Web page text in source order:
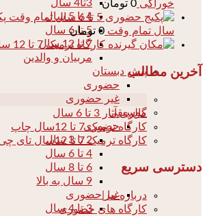
3تا4 سال
4 تا 5 سال
5 تا 6 سال
7 تا 12 سال
مربیان و والدین
پیش دبستان
حضوری
غیر حضوری
موسیقی
حضوری
2 تا 3 سال
4 تا 6 سال
6 تا 8 سال
9 سال به بالا
غیر حضوری
3 تا 4 سال
خوراکی 0 تومان
سال تمام وقت 0 تومان
کارگاه ترمیک 7 تا 12 سال انیمیشن
آخرین مطالب
گالری آثار 3 تا 6 سال
کارگاه ترمیک 7 تا 12سال چاپ
کارگاه ترمیک 7 تا 12سال تای چی
دسترسی سریع
درباره ما |
کارگاه های حضوری